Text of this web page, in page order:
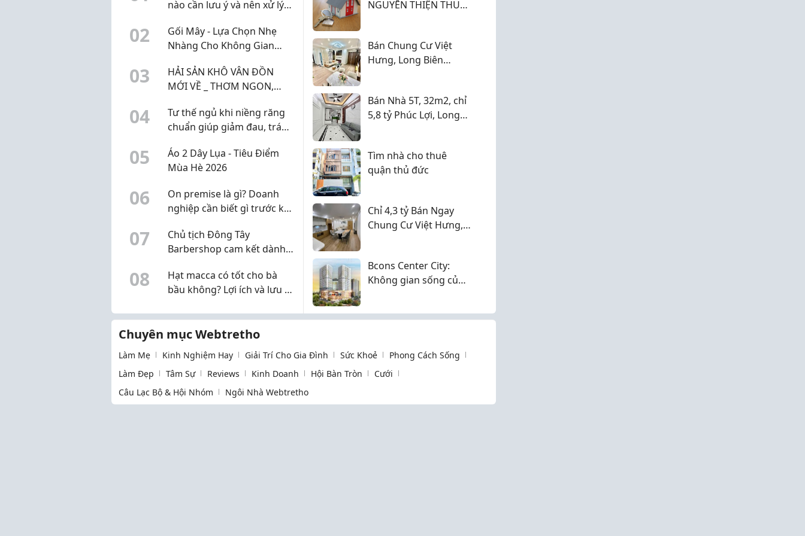
✅ Vị trí: Đường D14, mặt
tiề...
nào cần lưu ý và nên xử lý
02
Gối Mây - Lựa Chọn Nhẹ
Nhàng Cho Không Gian
03
HẢI SẢN KHÔ VÂN ĐỒN
MỚI VỀ _ THƠM NGON,
04
Tư thế ngủ khi niềng răng
chuẩn giúp giảm đau, tránh
05
Áo 2 Dây Lụa - Tiêu Điểm
Mùa Hè 2026
06
On premise là gì? Doanh
nghiệp cần biết gì trước khi
07
Chủ tịch Đông Tây
Barbershop cam kết dành
ủng hộ 3 tỷ đồng cho Hội
Chữ thập đỏ TP.HCM
08
Hạt macca có tốt cho bà
bầu không? Lợi ích và lưu ý
NGUYỄN THIỆN THUẬT
Bán Chung Cư Việt
Hưng, Long Biên
Bán Nhà 5T, 32m2, chỉ
5,8 tỷ Phúc Lợi, Long
Tìm nhà cho thuê
quận thủ đức
Chỉ 4,3 tỷ Bán Ngay
Chung Cư Việt Hưng,
Bcons Center City:
Không gian sống của
Chuyên mục Webtretho
Làm Mẹ Kinh Nghiệm Hay Giải Trí Cho Gia Đình Sức Khoẻ
Phong Cách Sống
Làm Đẹp
Tâm Sự Reviews Kinh Doanh Hội Bàn Tròn
Cưới
Câu Lạc Bộ & Hội Nhóm
Ngôi Nhà Webtretho